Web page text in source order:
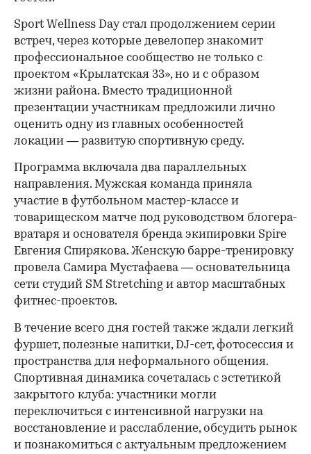
Sport Wellness Day стал продолжением серии
встреч, через которые девелопер знакомит
профессиональное сообщество не только с
проектом «Крылатская 33», но и с образом
жизни района. Вместо традиционной
презентации участникам предложили лично
оценить одну из главных особенностей
локации — развитую спортивную среду.
Программа включала два параллельных
направления. Мужская команда приняла
участие в футбольном мастер-классе и
товарищеском матче под руководством блогера-
вратаря и основателя бренда экипировки Spire
Евгения Спирякова. Женскую барре-тренировку
провела Самира Мустафаева — основательница
сети студий SM Stretching и автор масштабных
фитнес-проектов.
В течение всего дня гостей также ждали легкий
фуршет, полезные напитки, DJ-сет, фотосессия и
пространства для неформального общения.
Спортивная динамика сочеталась с эстетикой
закрытого клуба: участники могли
переключиться с интенсивной нагрузки на
восстановление и расслабление, обсудить рынок
и познакомиться с актуальным предложением